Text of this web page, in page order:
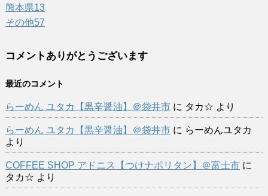
熊本県13
その他57
コメントありがとうございます
最近のコメント
らーめん ユタカ【黒辛醤油】＠袋井市に タカ☆ より
らーめん ユタカ【黒辛醤油】＠袋井市に らーめんユタカ
より
COFFEE SHOP アドニス【つけナポリタン】＠富士市に
タカ☆ より